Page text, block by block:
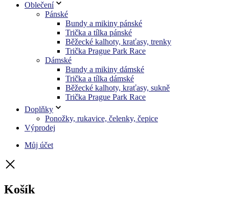
Oblečení
Pánské
Bundy a mikiny pánské
Trička a tílka pánské
Běžecké kalhoty, kraťasy, trenky
Trička Prague Park Race
Dámské
Bundy a mikiny dámské
Trička a tílka dámské
Běžecké kalhoty, kraťasy, sukně
Trička Prague Park Race
Doplňky
Ponožky, rukavice, čelenky, čepice
Výprodej
Můj účet
Košík